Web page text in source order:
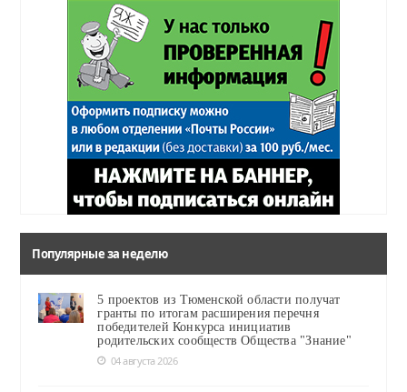
Популярные за неделю
5 проектов из Тюменской области получат
гранты по итогам расширения перечня
победителей Конкурса инициатив
родительских сообществ Общества "Знание"
04 августа 2026